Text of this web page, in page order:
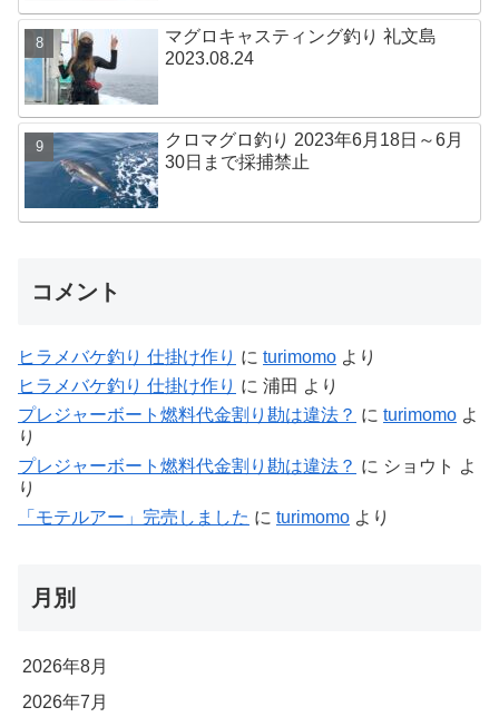
マグロキャスティング釣り 礼文島
2023.08.24
クロマグロ釣り 2023年6月18日～6月
30日まで採捕禁止
コメント
ヒラメバケ釣り 仕掛け作り に turimomo より
ヒラメバケ釣り 仕掛け作り に 浦田 より
プレジャーボート燃料代金割り勘は違法？ に turimomo よ
り
プレジャーボート燃料代金割り勘は違法？ に ショウト よ
り
「モテルアー」完売しました に turimomo より
月別
2026年8月
2026年7月